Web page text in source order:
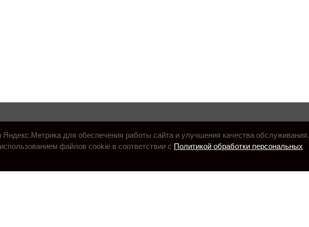
для обеспечения работы сайта и улучшения качества обслуживания.
файлов cookie в соответствии с Политикой обработки персональных